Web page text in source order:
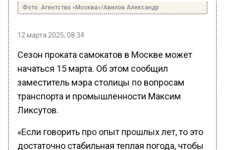
Фото: Агентство «Москва»/Авилов Александр
12 марта 2025, 08:34
Сезон проката самокатов в Москве может
начаться 15 марта. Об этом сообщил
заместитель мэра столицы по вопросам
транспорта и промышленности Максим
Ликсутов.
«Если говорить про опыт прошлых лет, то это
достаточно стабильная теплая погода, чтобы